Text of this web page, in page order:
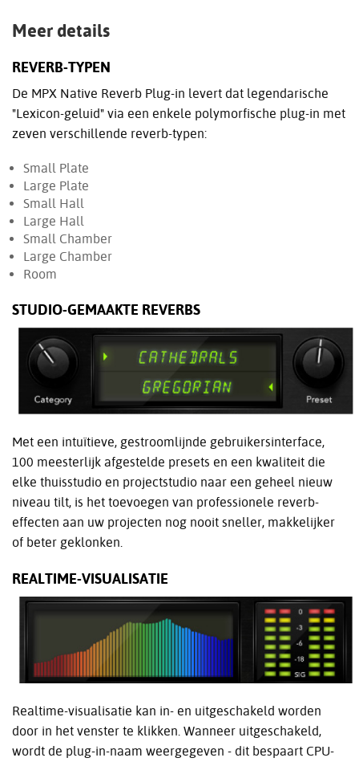
Meer details
REVERB-TYPEN
De MPX Native Reverb Plug-in levert dat legendarische
"Lexicon-geluid" via een enkele polymorfische plug-in met
zeven verschillende reverb-typen:
Small Plate
Large Plate
Small Hall
Large Hall
Small Chamber
Large Chamber
Room
STUDIO-GEMAAKTE REVERBS
Met een intuïtieve, gestroomlijnde gebruikersinterface,
100 meesterlijk afgestelde presets en een kwaliteit die
elke thuisstudio en projectstudio naar een geheel nieuw
niveau tilt, is het toevoegen van professionele reverb-
effecten aan uw projecten nog nooit sneller, makkelijker
of beter geklonken.
REALTIME-VISUALISATIE
Realtime-visualisatie kan in- en uitgeschakeld worden
door in het venster te klikken. Wanneer uitgeschakeld,
wordt de plug-in-naam weergegeven - dit bespaart CPU-